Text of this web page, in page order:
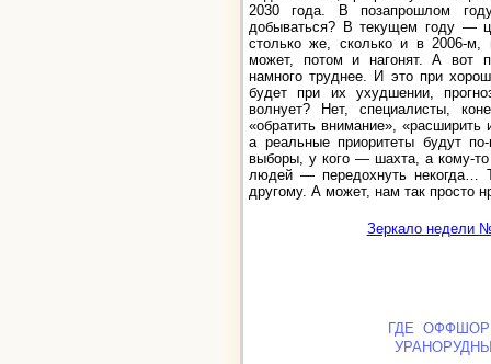
2030 года. В позапрошлом
добываться? В текущем году —
столько же, сколько и в 2006-м,
может, потом и нагонят. А вот
намного труднее. И это при
будет при их ухудшении,
волнует? Нет, специалисты,
«обратить внимание», «расширить
а реальные приоритеты будут
выборы, у кого — шахта, а кому-то
людей — передохнуть некогда…
другому. А может, нам так просто
Зеркало недели
ГДЕ